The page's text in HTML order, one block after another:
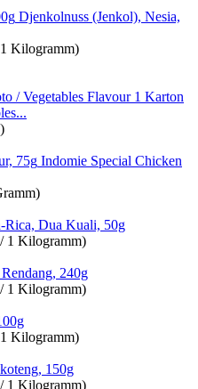
Djenkolnuss (Jenkol), Nesia,
Kilogramm)
1 Karton
Indomie Special Chicken
Rica, Dua Kuali, 50g
1 Kilogramm)
240g
1 Kilogramm)
Kilogramm)
150g
1 Kilogramm)